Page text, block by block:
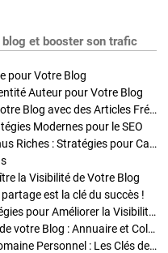
et booster son trafic
pour Votre Blog
Auteur pour Votre Blog
Stratégies de Publication : Boostez Votre Blog avec des Articles Fréquents et Exclusifs
Modernes pour le SEO
Enrichir Vos Articles avec des Contenus Riches : Stratégies pour Captiver et Optimiser
la Visibilité de Votre Blog
est la clé du succès !
Optimisation SEO des Articles : Stratégies pour Améliorer la Visibilité de Votre Blog
Stratégies pour améliorer la visibilité de votre Blog : Annuaire et Collaborations
Pourquoi Investir dans un Nom de Domaine Personnel : Les Clés de la Réussite de Votre Blog